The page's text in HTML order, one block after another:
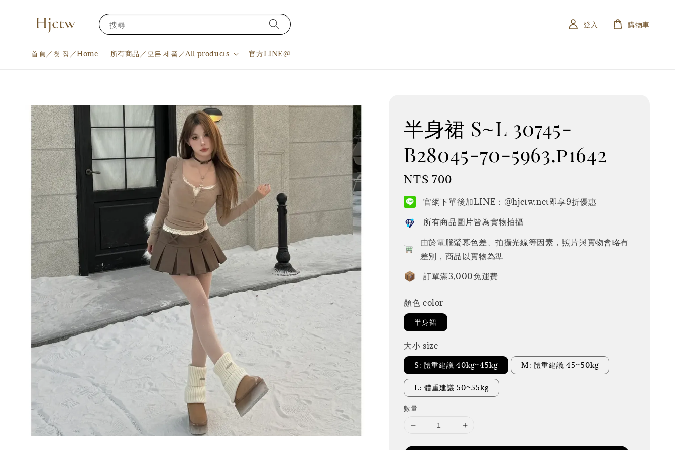
搜尋
首頁／첫 장／Home 所有商品／모든 제품／All products 官方LINE@
登入 購物車
半身裙 S~L 30745-
B28045-70-5963.p1642
Regular
price
NT$ 700
官網下單後加LINE：@hjctw.net即享9折優惠
所有商品圖片皆為實物拍攝
由於電腦螢幕色差、拍攝光線等因素，照片與實物會略有
差別，商品以實物為準
訂單滿3,000免運費
顏色 color
半身裙
大小 size
S: 體重建議 40kg~45kg M: 體重建議 45~50kg
L: 體重建議 50~55kg
數量